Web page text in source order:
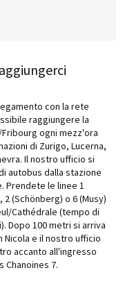
con la rete
raggiungere la
ogni mezz'ora
di Zurigo, Lucerna,
Il nostro ufficio si
autobus dalla stazione
Prendete le linee 1
(Schönberg) o 6 (Musy)
Cathédrale (tempo di
Dopo 100 metri si arriva
Nicola e il nostro ufficio
accanto all'ingresso
Chanoines 7.